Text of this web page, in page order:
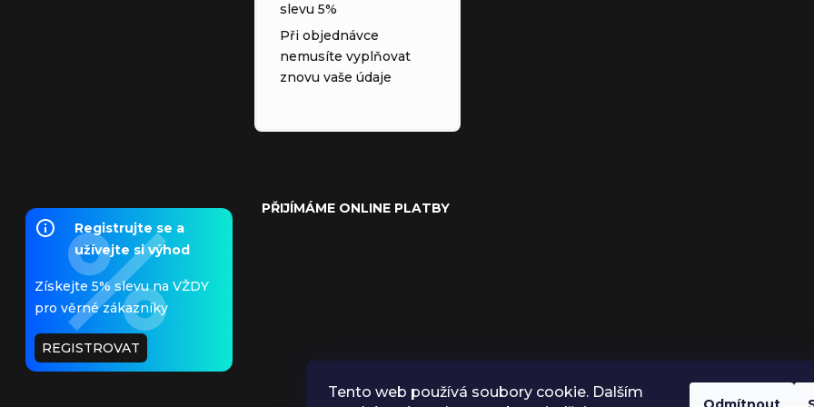
Tento web používá soubory cookie. Dalším
slevu 5%
Při objednávce
nemusíte vyplňovat
znovu vaše údaje
Registrujte se a
užívejte si výhod
Získejte 5% slevu na VŽDY
pro věrné zákazníky
REGISTROVAT
PŘIJÍMÁME ONLINE PLATBY